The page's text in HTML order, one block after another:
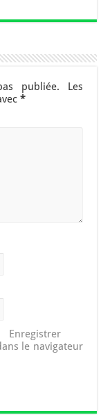
publiée.
Les
*
Enregistrer
le navigateur